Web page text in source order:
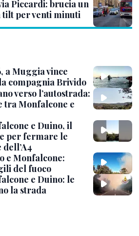
Piccardi: brucia un
tilt per venti minuti
a Muggia vince
compagnia Brivido
verso l’autostrada:
tra Monfalcone e
e Duino, il
per fermare le
e Monfalcone:
del fuoco
e Duino: le
la strada